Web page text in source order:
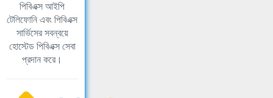
পিবিএক্স আইপি
টেলিফোনি এবং পিবিএক্স
সার্ভিসের সবন্বয়ে
হোস্টেড পিবিএক্স সেবা
প্রদান করে।